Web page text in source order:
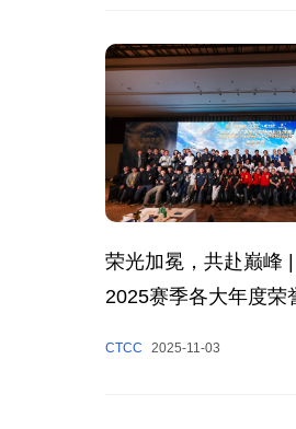
荣光加冕，共赴巅峰
2025赛季各大年度荣
CTCC 2025-11-03